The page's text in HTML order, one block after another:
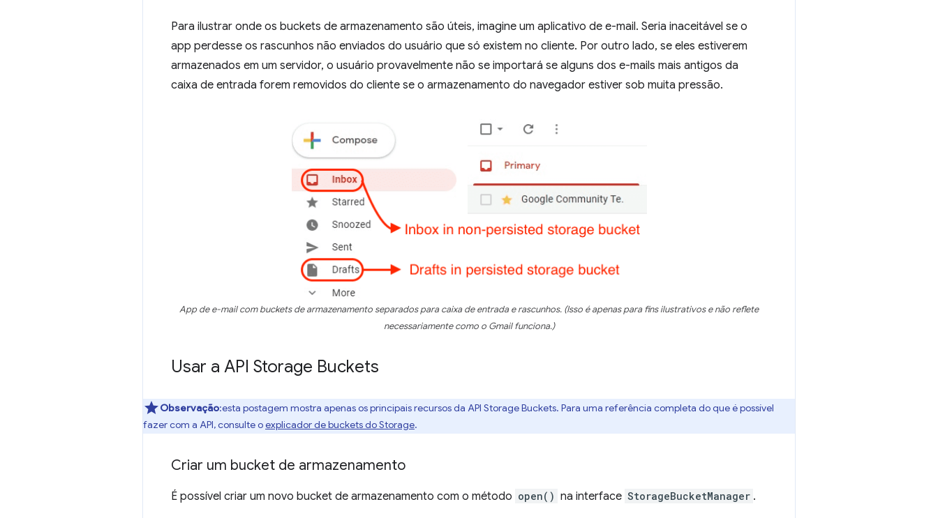
Para ilustrar onde os buckets de armazenamento são úteis, imagine um aplicativo de e-mail. Seria inaceitável se o
app perdesse os rascunhos não enviados do usuário que só existem no cliente. Por outro lado, se eles estiverem
armazenados em um servidor, o usuário provavelmente não se importará se alguns dos e-mails mais antigos da
caixa de entrada forem removidos do cliente se o armazenamento do navegador estiver sob muita pressão.
App de e-mail com buckets de armazenamento separados para caixa de entrada e rascunhos. (Isso é apenas para fins ilustrativos e não reflete
necessariamente como o Gmail funciona.)
Usar a API Storage Buckets
Observação:esta postagem mostra apenas os principais recursos da API Storage Buckets. Para uma referência completa do que é possível
fazer com a API, consulte oexplicador de buckets do Storage.
Criar um bucket de armazenamento
É possível criar um novo bucket de armazenamento com o método open() na interface StorageBucketManager .